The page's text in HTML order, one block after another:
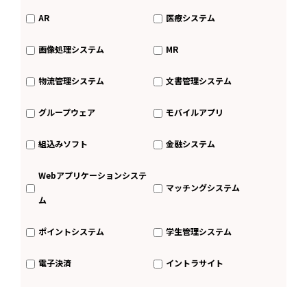
AR 医療システム
画像処理システム MR
物流管理システム 文書管理システム
グループウェア モバイルアプリ
組込みソフト 金融システム
Webアプリケーションシステ
ム
マッチングシステム
ポイントシステム 学生管理システム
電子決済 イントラサイト